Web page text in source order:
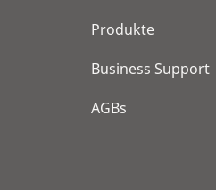
Produkte
Business Support
AGBs